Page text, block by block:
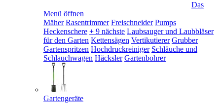
Das
Menü öffnen
Mäher Rasentrimmer Freischneider Pumps
Heckenschere + 9 nächste Laubsauger und Laubbläser
für den Garten Kettensägen Vertikutierer Grubber
Gartenspritzen Hochdruckreiniger Schläuche und
Schlauchwagen Häcksler Gartenbohrer
Gartengeräte